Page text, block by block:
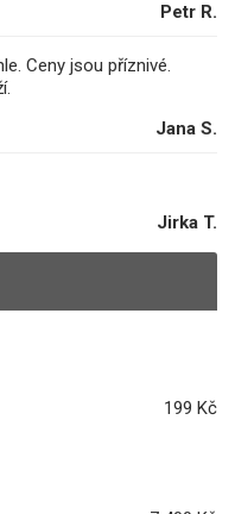
Petr R.
Ceny jsou příznivé.
Jana S.
Jirka T.
199 Kč